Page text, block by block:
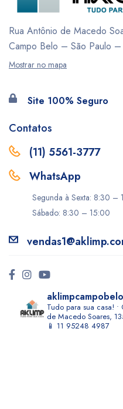
Rua Antônio de Macedo
Campo Belo – São Paulo –
Mostrar no mapa
Site 100% Seguro
Contatos
(11) 5561-3777
WhatsApp
Segunda à Sexta: 8:30 –
Sábado: 8:30 – 15:00
aklimpcampobelo
Tudo para sua casa!
de Macedo Soares,
📱 11 95248 4987